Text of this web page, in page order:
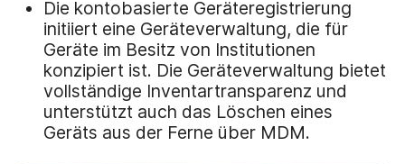
Die kontobasierte Geräteregistrierung
initiiert eine Geräteverwaltung, die für
Geräte im Besitz von Institutionen
konzipiert ist. Die Geräteverwaltung bietet
vollständige Inventartransparenz und
unterstützt auch das Löschen eines
Geräts aus der Ferne über MDM.